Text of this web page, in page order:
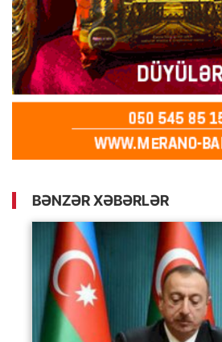
BƏNZƏR XƏBƏRLƏR